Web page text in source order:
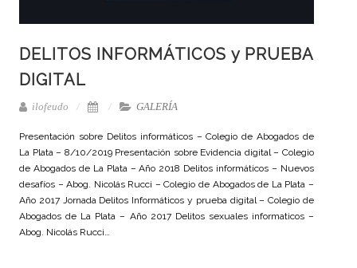
DELITOS INFORMÁTICOS y PRUEBA
DIGITAL
ilofeudo GALERÍA
Presentación sobre Delitos informáticos – Colegio de Abogados de
La Plata – 8/10/2019 Presentación sobre Evidencia digital – Colegio
de Abogados de La Plata – Año 2018 Delitos informáticos – Nuevos
desafíos – Abog. Nicolás Rucci – Colegio de Abogados de La Plata –
Año 2017 Jornada Delitos Informáticos y prueba digital – Colegio de
Abogados de La Plata – Año 2017 Delitos sexuales informaticos –
Abog. Nicolás Rucci…